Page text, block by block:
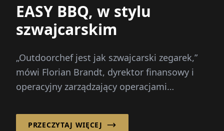
EASY BBQ, w stylu
szwajcarskim
„Outdoorchef jest jak szwajcarski zegarek,”
mówi Florian Brandt, dyrektor finansowy i
operacyjny zarządzający operacjami
Niemczech. „Łączy...
PRZECZYTAJ WIĘCEJ